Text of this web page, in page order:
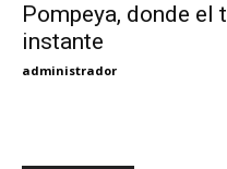
Pompeya, donde el
instante
administrador